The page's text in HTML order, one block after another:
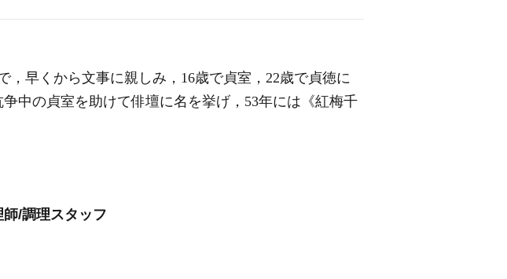
早くから文事に親しみ，16歳で貞室，22歳で貞徳に
争中の貞室を助けて俳壇に名を挙げ，53年には《紅梅千
/調理スタッフ